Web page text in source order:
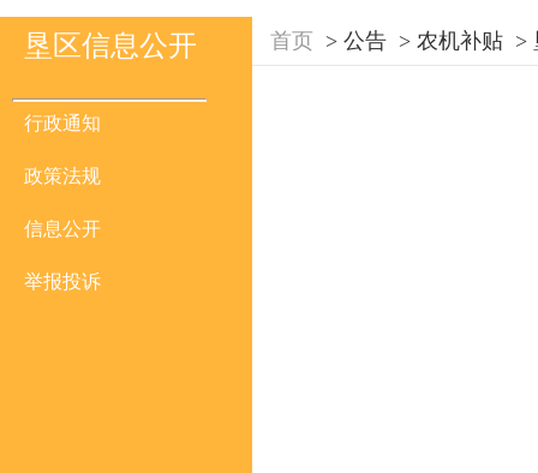
垦区信息公开
行政通知
政策法规
信息公开
举报投诉
首页 > 公告 > 农机补贴 >